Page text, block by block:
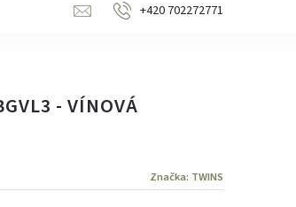
SLEVY A VÝPRODEJE
+420 702272771
- VÍNOVÁ
Značka: TWINS